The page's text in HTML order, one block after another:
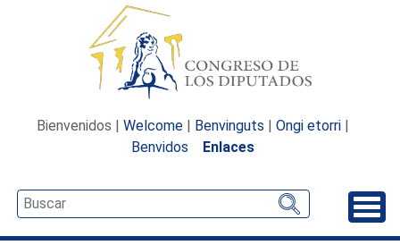
Bienvenidos | Welcome | Benvinguts | Ongi etorri |
Benvidos
Enlaces